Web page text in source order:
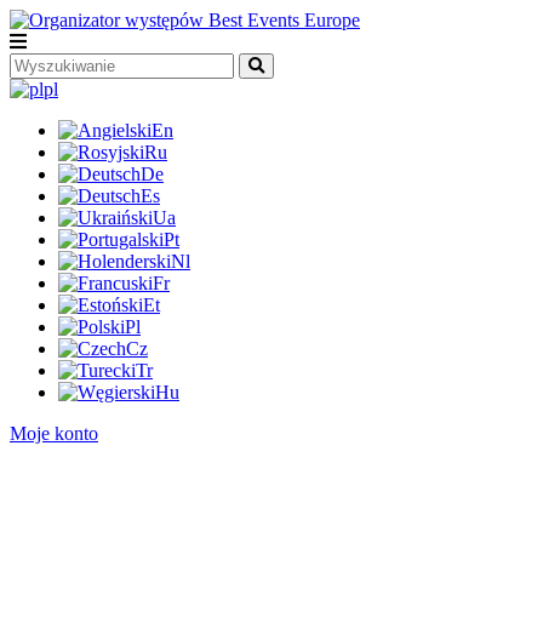
pl
En
Ru
De
Es
Ua
Pt
Nl
Fr
Et
Pl
Cz
Tr
Hu
Moje konto